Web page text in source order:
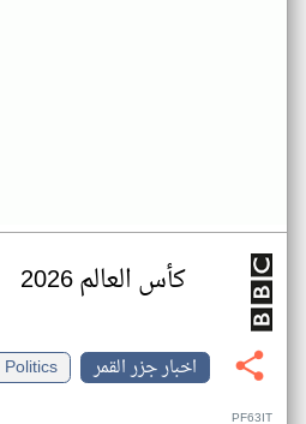
كأس العالم 2026
اخبار جزر القمر
Politics
PF63IT